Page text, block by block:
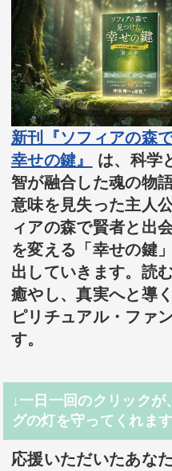
新刊『ソフィアの森
幸せの鍵』
は、科学
智が融合した魂の物
意味を見失った主人
ィアの森で賢者と出
を変える「幸せの鍵
出していきます。読
癒やし、真実へと導
ピリチュアル・ファ
す。
↓一日一回のクリックが
グの灯を守ってくれます
応援いただいたあな